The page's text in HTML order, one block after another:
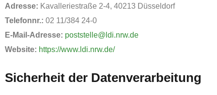
Adresse: Kavalleriestraße 2-4, 40213 Düsseldorf
Telefonnr.: 02 11/384 24-0
E-Mail-Adresse: poststelle@ldi.nrw.de
Website: https://www.ldi.nrw.de/
‏‏‎Sicherheit der Datenverarbeitung